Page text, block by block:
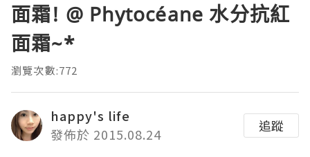
面霜! @ Phytocéane 水分抗紅
面霜~*
瀏覽次數:772
happy's life
發佈於 2015.08.24
追蹤